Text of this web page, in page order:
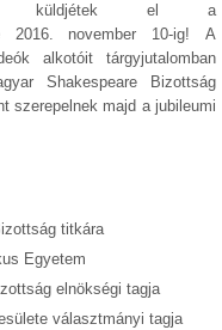
küldjétek el a
2016. november 10-ig! A
alkotóit tárgyjutalomban
Shakespeare Bizottság
szerepelnek majd a jubileumi
titkára
Egyetem
elnökségi tagja
választmányi tagja